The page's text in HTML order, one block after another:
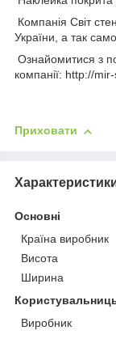
Компанія Світ
України, а так
Ознайомитися з
компанії: http://
Приховати
Основні
Країна виробник
Висота
Ширина
Виробник